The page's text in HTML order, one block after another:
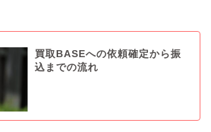
買取BASEへの依頼確定から振
込までの流れ